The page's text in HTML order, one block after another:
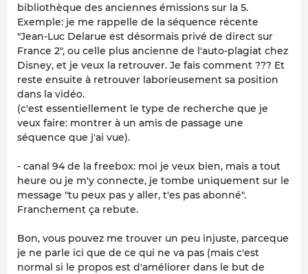
bibliothèque des anciennes émissions sur la 5.
Exemple: je me rappelle de la séquence récente
"Jean-Luc Delarue est désormais privé de direct sur
France 2", ou celle plus ancienne de l'auto-plagiat chez
Disney, et je veux la retrouver. Je fais comment ??? Et
reste ensuite à retrouver laborieusement sa position
dans la vidéo.
(c'est essentiellement le type de recherche que je
veux faire: montrer à un amis de passage une
séquence que j'ai vue).
- canal 94 de la freebox: moi je veux bien, mais a tout
heure ou je m'y connecte, je tombe uniquement sur le
message "tu peux pas y aller, t'es pas abonné".
Franchement ça rebute.
Bon, vous pouvez me trouver un peu injuste, parceque
je ne parle ici que de ce qui ne va pas (mais c'est
normal si le propos est d'améliorer dans le but de